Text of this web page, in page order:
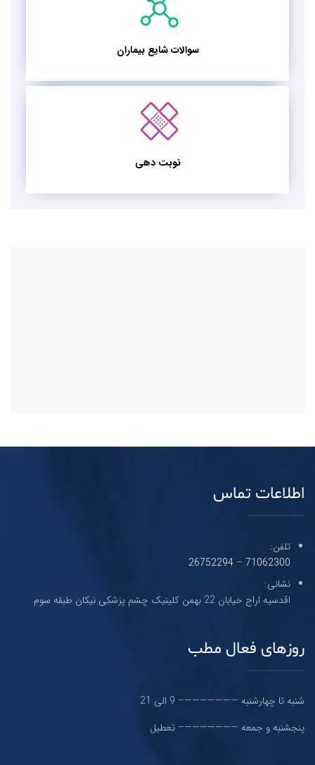
سوالات شایع بیماران
نوبت دهی
اطلاعات تماس
تلفن:
71062300
–
26752294
نشانی:
اقدسیه اراج خیابان 22 بهمن کلینیک چشم پزشکی نیکان طبقه سوم
روزهای فعال مطب
شنبه تا چهارشنبه ———————– 9 الی 21
پنجشنبه و جمعه ———————– تعطیل